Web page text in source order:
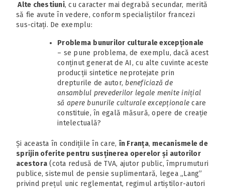
Alte chestiuni, cu caracter mai degrabă secundar, merită
să fie avute în vedere, conform specialiștilor francezi
sus-citați. De exemplu:
Problema bunurilor culturale excepționale
– se pune problema, de exemplu, dacă acest
conținut generat de AI, cu alte cuvinte aceste
producții sintetice neprotejate prin
drepturile de autor, beneficiază de
ansamblul prevederilor legale menite inițial
să apere bunurile culturale excepționale care
constituie, în egală măsură, opere de creație
intelectuală?
Și aceasta în condițiile în care,în Franța, mecanismele de
sprijin oferite pentru susținerea operelor și autorilor
acestora (cota redusă de TVA, ajutor public, împrumuturi
publice, sistemul de pensie suplimentară, legea „Lang”
privind prețul unic reglementat, regimul artiștilor-autori